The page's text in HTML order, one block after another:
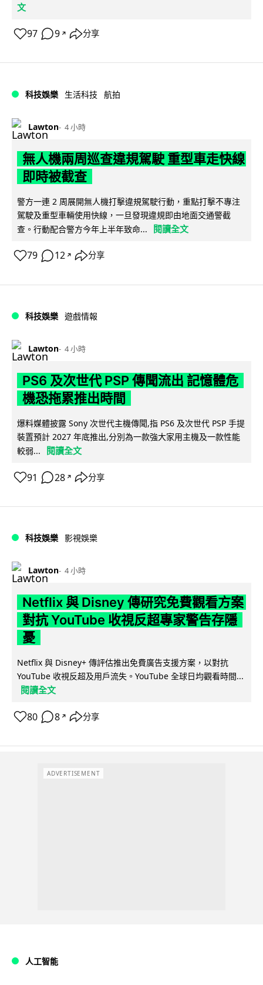
文
97 9 ↗ 分享
科技娛樂 生活科技 航拍
Lawton 4 小時
無人機兩周巡查違規駕駛 重型車走快線
即時被截查
警方一連 2 周展開無人機打擊違規駕駛行動，重點打擊不專注
駕駛及重型車輛使用快線，一旦發現違規即由地面交通警截
查。行動配合警方今年上半年致命...
閱讀全文
79 12 ↗ 分享
科技娛樂 遊戲情報
Lawton 4 小時
PS6 及次世代 PSP 傳聞流出 記憶體危
機恐拖累推出時間
爆料媒體披露 Sony 次世代主機傳聞,指 PS6 及次世代 PSP 手提
裝置預計 2027 年底推出,分別為一款強大家用主機及一款性能
較弱...
閱讀全文
91 28 ↗ 分享
科技娛樂 影視娛樂
Lawton 4 小時
Netflix 與 Disney 傳研究免費觀看方案
對抗 YouTube 收視反超專家警告存隱
憂
Netflix 與 Disney+ 傳評估推出免費廣告支援方案，以對抗
YouTube 收視反超及用戶流失。YouTube 全球日均觀看時間...
閱讀全文
80 8 ↗ 分享
ADVERTISEMENT
人工智能